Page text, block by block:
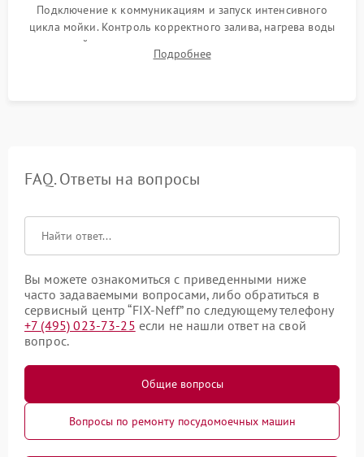
Подключение к коммуникациям и запуск интенсивного
цикла мойки. Контроль корректного залива, нагрева воды
до нужной температуры, отсутствия посторонних шумов,
штатного слива и абсолютной сухости в поддоне.
Подробнее
FAQ. Ответы на вопросы
Вы можете ознакомиться с приведенными ниже
часто задаваемыми вопросами, либо обратиться в
сервисный центр “FIX-Neff” по следующему телефону
+7 (495) 023-73-25 если не нашли ответ на свой
вопрос.
Общие вопросы
Вопросы по ремонту посудомоечных машин